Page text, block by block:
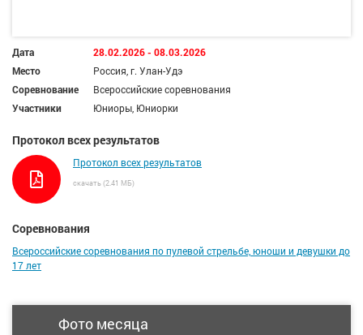
Дата
28.02.2026 - 08.03.2026
Место
Россия, г. Улан-Удэ
Соревнование
Всероссийские соревнования
Участники
Юниоры, Юниорки
Протокол всех результатов
Протокол всех результатов
скачать (2.41 МБ)
Соревнования
Всероссийские соревнования по пулевой стрельбе, юноши и девушки до
17 лет
Фото месяца